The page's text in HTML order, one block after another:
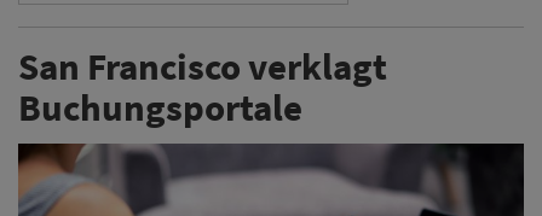
San Francisco verklagt
Buchungsportale